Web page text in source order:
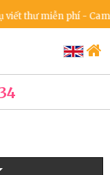
miễn phí - Cam kết